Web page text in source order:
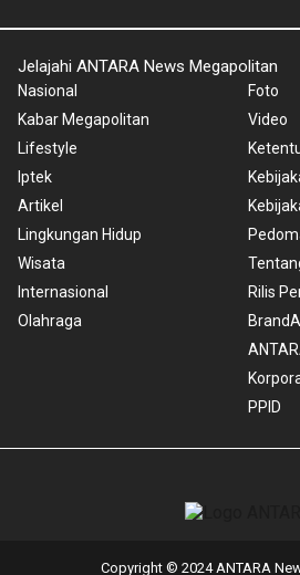
Jelajahi ANTARA News Megapolitan
Nasional
Kabar Megapolitan
Lifestyle
Iptek
Artikel
Lingkungan Hidup
Wisata
Internasional
Olahraga
Foto
Video
Rilis
BrandA
PPID
Copyright © 2024 ANTARA